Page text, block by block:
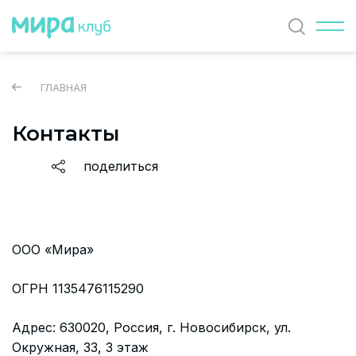
Найти
ГЛАВНАЯ
Контакты
поделиться
ООО «Мира»
ОГРН 1135476115290
Адрес: 630020, Россия, г. Новосибирск, ул.
Окружная, 33, 3 этаж
ЖУРНАЛ
СОБЫТИЯ
данных
О проекте